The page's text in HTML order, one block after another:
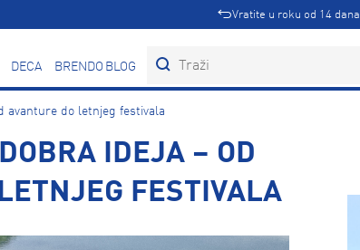
Vratite u roku od 14 dana
DECA BRENDOVIBLOG
avanture do letnjeg festivala
IDEJA – OD
FESTIVALA